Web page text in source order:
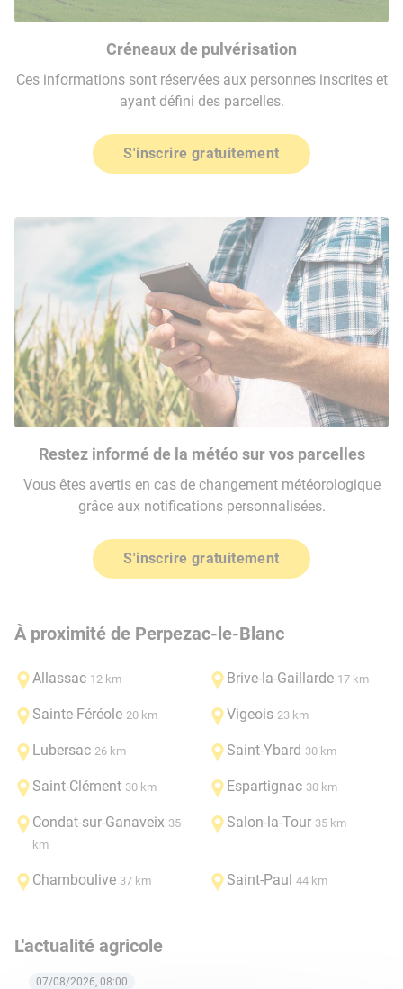
Créneaux de pulvérisation
Ces informations sont réservées aux personnes inscrites et
ayant défini des parcelles.
S'inscrire gratuitement
Restez informé de la météo sur vos parcelles
Vous êtes avertis en cas de changement météorologique
grâce aux notifications personnalisées.
S'inscrire gratuitement
À proximité de Perpezac-le-Blanc
Allassac 12 km Brive-la-Gaillarde 17 km
Sainte-Féréole 20 km Vigeois 23 km
Lubersac 26 km Saint-Ybard 30 km
Saint-Clément 30 km Espartignac 30 km
Condat-sur-Ganaveix 35
km
Salon-la-Tour 35 km
Chamboulive 37 km Saint-Paul 44 km
L'actualité agricole
07/08/2026, 08:00